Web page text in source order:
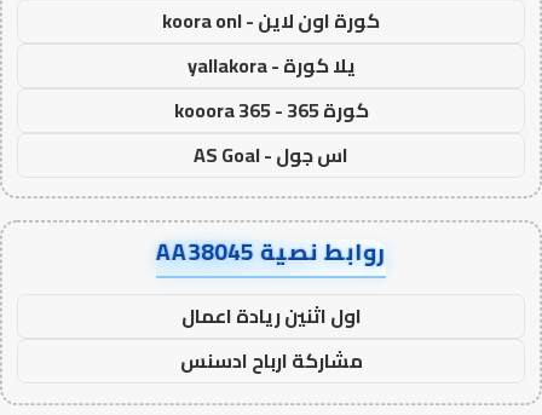
كورة اون لاين - koora onl
يلا كورة - yallakora
كورة 365 - kooora 365
اس جول - AS Goal
روابط نصية AA38045
اول اثنين ريادة اعمال
مشاركة ارباح ادسنس